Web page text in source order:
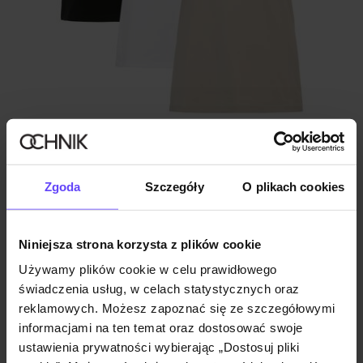
Zgoda Szczegóły O plikach cookies
Niniejsza strona korzysta z plików cookie
Używamy plików cookie w celu prawidłowego
świadczenia usług, w celach statystycznych oraz
reklamowych. Możesz zapoznać się ze szczegółowymi
informacjami na ten temat oraz dostosować swoje
ustawienia prywatności wybierając „Dostosuj pliki
Trójpak T-shirtów damskich basic
5.0 (50)